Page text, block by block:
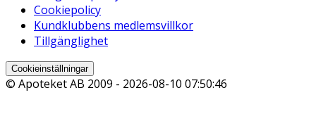
Cookiepolicy
Kundklubbens medlemsvillkor
Tillgänglighet
Cookieinställningar
© Apoteket AB 2009 - 2026-08-10 07:50:46